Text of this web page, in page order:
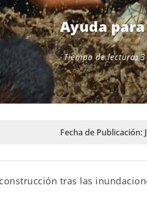
Ayuda
Tiempo de lectura: 3
Fecha de Publicación:
tras las